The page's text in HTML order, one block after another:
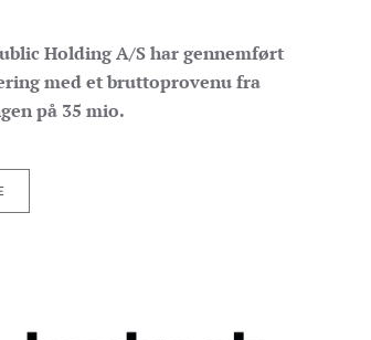
Holding A/S har gennemført
med et bruttoprovenu fra
på 35 mio.